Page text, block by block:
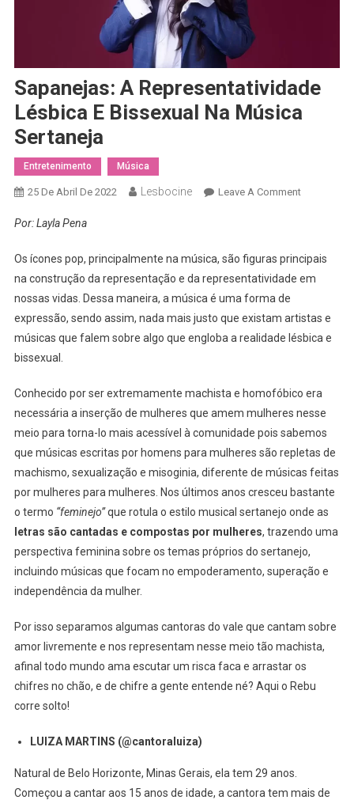
Sapanejas: A Representatividade
Lésbica E Bissexual Na Música
Sertaneja
Entretenimento Música
25 De Abril De 2022 Lesbocine Leave A CommentOn
Lésbica
E
Na
Música
Por: Layla Pena
Os ícones pop, principalmente na música, são figuras principais
na construção da representação e da representatividade em
nossas vidas. Dessa maneira, a música é uma forma de
expressão, sendo assim, nada mais justo que existam artistas e
músicas que falem sobre algo que engloba a realidade lésbica e
bissexual.
Conhecido por ser extremamente machista e homofóbico era
necessária a inserção de mulheres que amem mulheres nesse
meio para torna-lo mais acessível à comunidade pois sabemos
que músicas escritas por homens para mulheres são repletas de
machismo, sexualização e misoginia, diferente de músicas feitas
por mulheres para mulheres. Nos últimos anos cresceu bastante
o termo “feminejo”que rotula o estilo musical sertanejo onde as
letras são cantadas e compostas por mulheres, trazendo uma
perspectiva feminina sobre os temas próprios do sertanejo,
incluindo músicas que focam no empoderamento, superação e
independência da mulher.
Por isso separamos algumas cantoras do vale que cantam sobre
amor livremente e nos representam nesse meio tão machista,
afinal todo mundo ama escutar um risca faca e arrastar os
chifres no chão, e de chifre a gente entende né? Aqui o Rebu
corre solto!
LUIZA MARTINS (@cantoraluiza)
Natural de Belo Horizonte, Minas Gerais, ela tem 29 anos.
Começou a cantar aos 15 anos de idade, a cantora tem mais de